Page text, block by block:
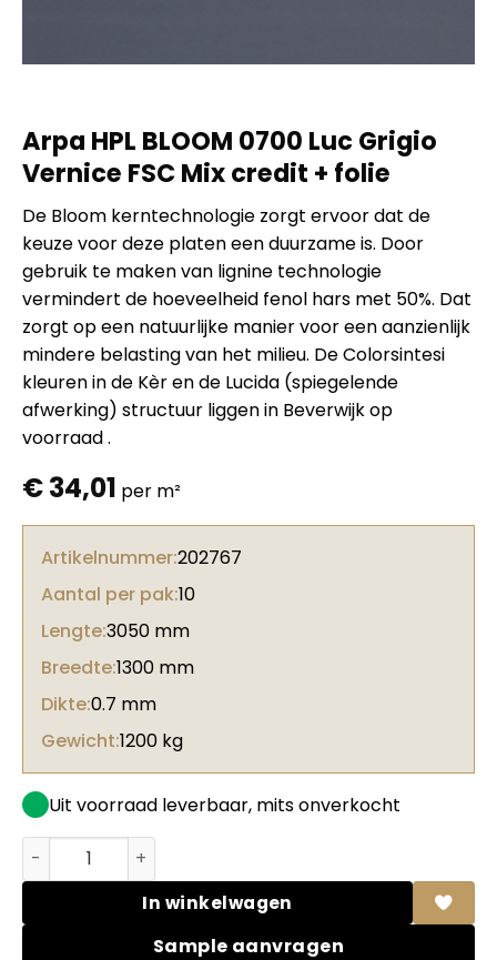
Arpa HPL BLOOM 0700 Luc Grigio
Vernice FSC Mix credit + folie
De Bloom kerntechnologie zorgt ervoor dat de
keuze voor deze platen een duurzame is. Door
gebruik te maken van lignine technologie
vermindert de hoeveelheid fenol hars met 50%. Dat
zorgt op een natuurlijke manier voor een aanzienlijk
mindere belasting van het milieu. De Colorsintesi
kleuren in de Kèr en de Lucida (spiegelende
afwerking) structuur liggen in Beverwijk op
voorraad .
€34,01 per m²
Artikelnummer:202767
Aantal per pak:10
Lengte:3050 mm
Breedte:1300 mm
Dikte:0.7 mm
Gewicht:1200 kg
Uit voorraad leverbaar, mits onverkocht
Arpa HPL BLOOM 0700 Luc Grigio Vernice FSC Mix
In winkelwagen
Sample aanvragen